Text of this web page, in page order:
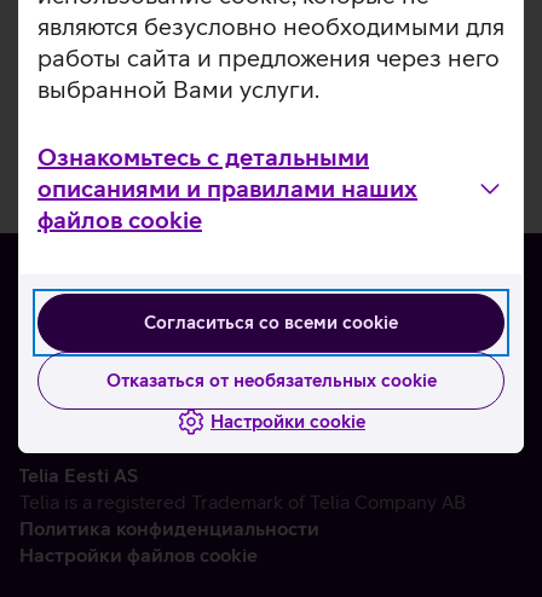
являются безусловно необходимыми для
работы сайта и предложения через него
выбранной Вами услуги.
Ознакомьтесь с детальными
описаниями и правилами наших
файлов cookie
Согласиться со всеми cookie
Отказаться от необязательных cookie
Настройки cookie
О нас
Контакты
Партнерам
Telia Eesti AS
Telia is a registered Trademark of Telia Company AB
Политика конфиденциальности
Настройки файлов cookie